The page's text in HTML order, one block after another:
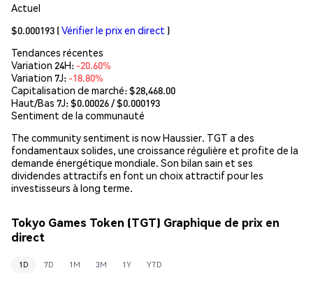
Actuel
$0.000193 (Vérifier le prix en direct )
Tendances récentes
Variation 24H: -20.60%
Variation 7J: -18.80%
Capitalisation de marché:$28,468.00
Haut/Bas 7J: $0.00026/ $0.000193
Sentiment de la communauté
The community sentiment is now Haussier. TGT a des
fondamentaux solides, une croissance régulière et profite de la
demande énergétique mondiale. Son bilan sain et ses
dividendes attractifs en font un choix attractif pour les
investisseurs à long terme.
Tokyo Games Token (TGT) Graphique de prix en
direct
1D 7D 1M 3M 1Y YTD